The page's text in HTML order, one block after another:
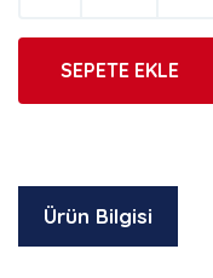
SEPETE EKLE
Ürün Bilgisi